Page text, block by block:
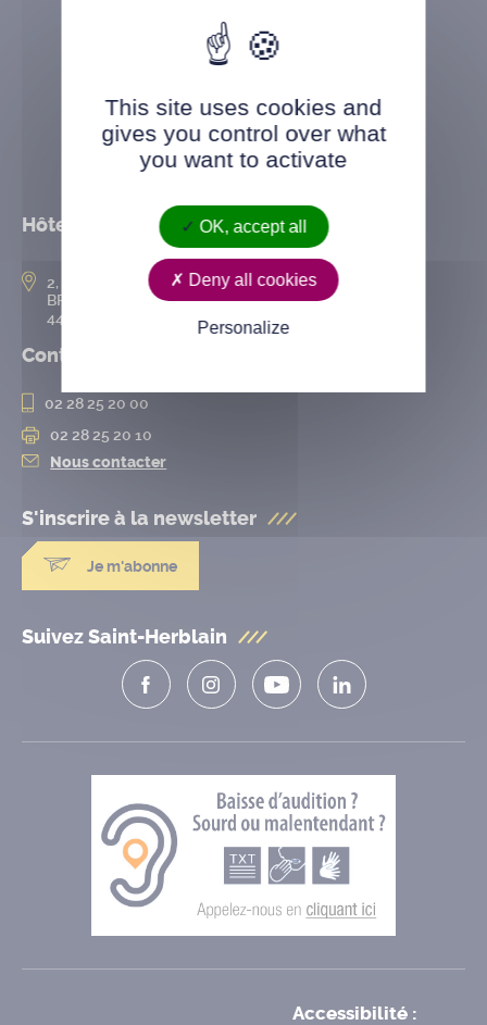
Hôtel de ville
2, rue de l’Hôtel-de-Ville
BP 50167
44802 Saint-Herblain cedex
Contact
02 28 25 20 00
02 28 25 20 10
Nous contacter
S'inscrire à la newsletter
Je m'abonne
Suivez Saint-Herblain
Accessibilité :
This site uses cookies and
gives you control over what
you want to activate
OK, accept all
Deny all cookies
Personalize